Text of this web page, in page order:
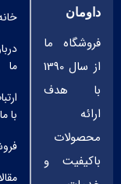
داومان
فروشگاه ما
از سال 1390
با هدف
ارائه
محصولات
باکیفیت و
ما
با ما